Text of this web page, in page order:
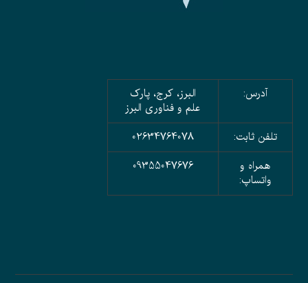
آدرس:
البرز، کرج، پارک
علم و فناوری البرز
تلفن ثابت:
02634764078
همراه و
واتساپ:
09355047676